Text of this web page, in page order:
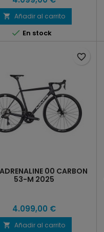
 Añadir al carrito
 En stock
00 CARBON
53-M 2025
4.099,00 €
 Añadir al carrito
favorite_border